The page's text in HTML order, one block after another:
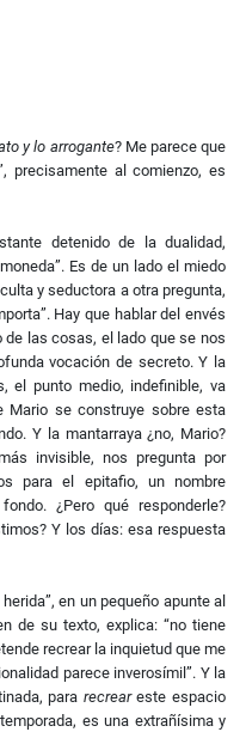
y lo arrogante? Me parece que
precisamente al comienzo, es
detenido de la dualidad,
Es de un lado el miedo
y seductora a otra pregunta,
Hay que hablar del envés
de las cosas, el lado que se nos
vocación de secreto. Y la
el punto medio, indefinible, va
Mario se construye sobre esta
Y la mantarraya ¿no, Mario?
invisible, nos pregunta por
para el epitafio, un nombre
¿Pero qué responderle?
Y los días: esa respuesta
en un pequeño apunte al
de su texto, explica: “no tiene
recrear la inquietud que me
parece inverosímil”. Y la
para recreareste espacio
es una extrañísima y